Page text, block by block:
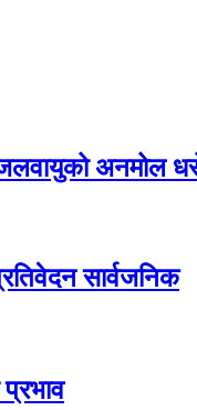
अनमोल
सार्वजनिक